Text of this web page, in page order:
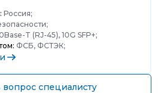
Россия;
10/100/1000Base-T (RJ-45), 10G SFP+;
ФСБ, ФСТЭК;
вопрос специалисту